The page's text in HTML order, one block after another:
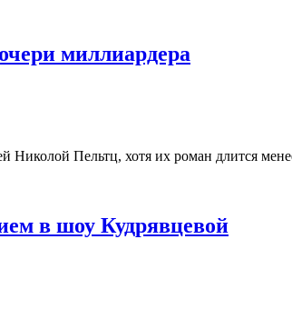
миллиардера
Николой Пельтц, хотя их роман длится
в шоу Кудрявцевой